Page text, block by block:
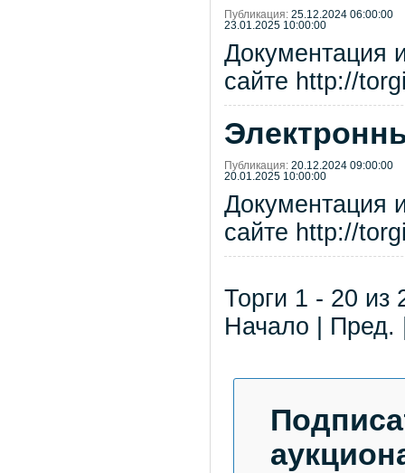
Публикация: 25.12.2024 06:00:00
23.01.2025 10:00:00
Документация
сайте http://
Публикация: 20.12.2024 09:00:00
20.01.2025 10:00:00
Документация
сайте http://
Торги 1 - 20 из
Начало |